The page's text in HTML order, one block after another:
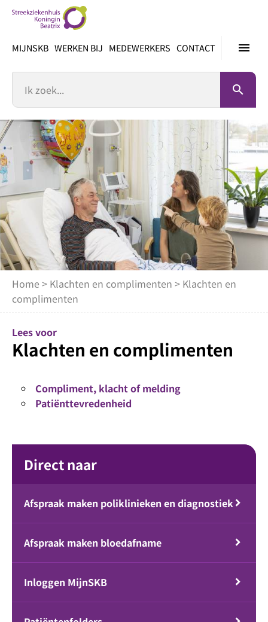
inhoud
menu
MIJNSKB WERKEN BIJ MEDEWERKERS CONTACT
search
Home > Klachten en complimenten > Klachten en
complimenten
Lees voor
Klachten en complimenten
Compliment, klacht of melding
Patiënttevredenheid
Direct naar
Afspraak maken poliklinieken en diagnostiek
Afspraak maken bloedafname
Inloggen MijnSKB